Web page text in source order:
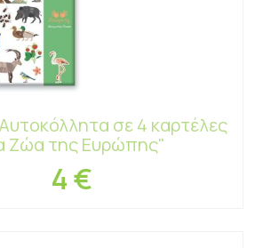
σε 4 καρτέλες
Ζώα της Ευρώπης"
4 €